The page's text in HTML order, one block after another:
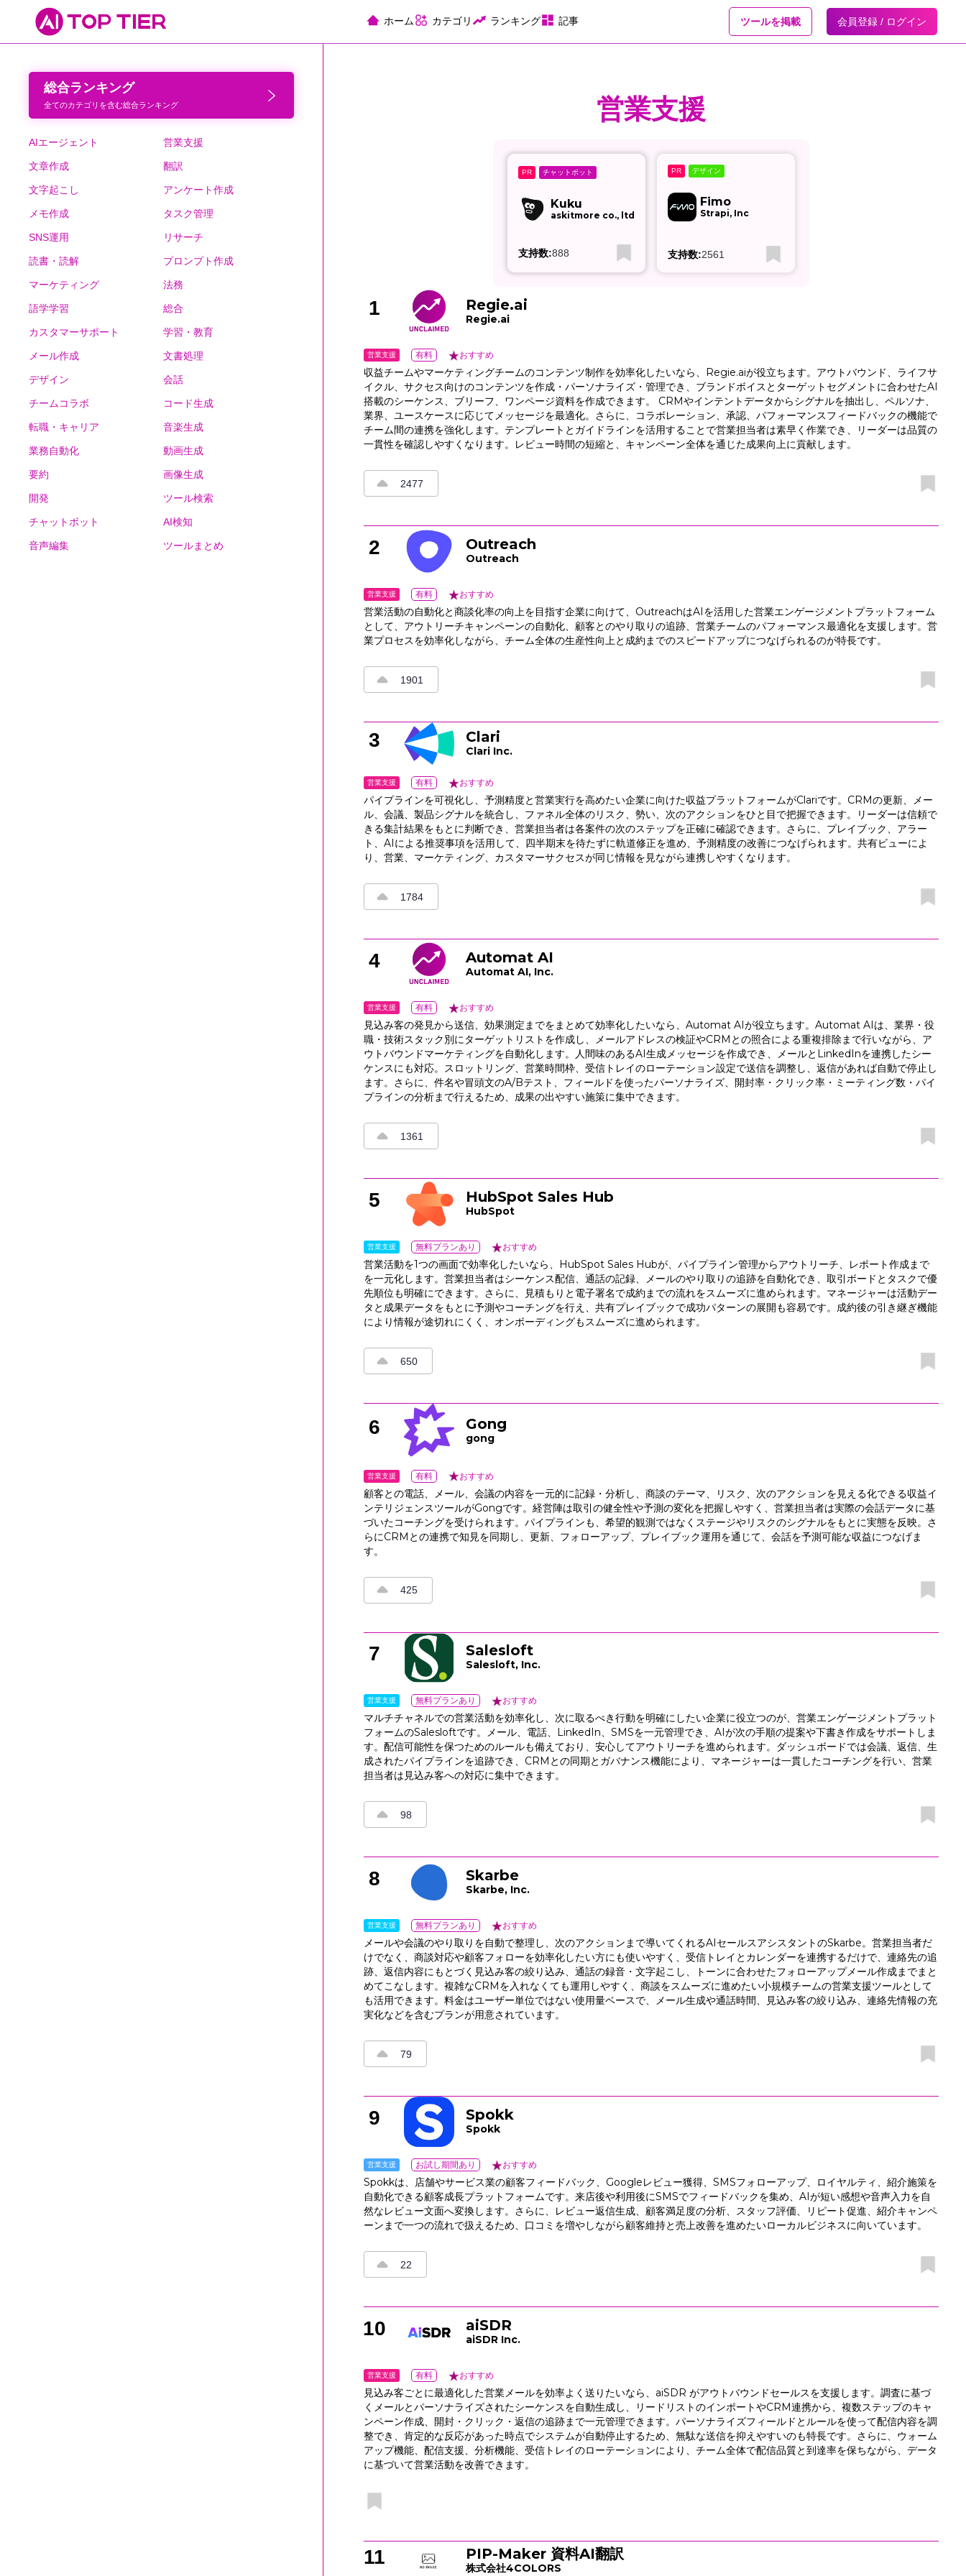
ホーム カテゴリ ランキング 記事 ツールを掲載 会員登録 / ログイン
総合ランキング
全てのカテゴリを含む総合ランキング
AIエージェント 営業支援
文章作成 翻訳
文字起こし アンケート作成
メモ作成 タスク管理
SNS運用 リサーチ
読書・読解 プロンプト作成
マーケティング 法務
語学学習 総合
カスタマーサポート 学習・教育
メール作成 文書処理
デザイン 会話
チームコラボ コード生成
転職・キャリア 音楽生成
業務自動化 動画生成
要約 画像生成
開発 ツール検索
チャットボット AI検知
音声編集 ツールまとめ
営業支援
PR チャットボット
Kuku
askitmore co., ltd
支持数:888
PR デザイン
Fimo
Strapi, Inc
支持数:2561
1 Regie.ai
Regie.ai
営業支援 有料 おすすめ
収益チームやマーケティングチームのコンテンツ制作を効率化したいなら、Regie.aiが役立ちます。アウトバウンド、ライフサ
イクル、サクセス向けのコンテンツを作成・パーソナライズ・管理でき、ブランドボイスとターゲットセグメントに合わせたAI
搭載のシーケンス、ブリーフ、ワンページ資料を作成できます。 CRMやインテントデータからシグナルを抽出し、ペルソナ、
業界、ユースケースに応じてメッセージを最適化。さらに、コラボレーション、承認、パフォーマンスフィードバックの機能で
チーム間の連携を強化します。テンプレートとガイドラインを活用することで営業担当者は素早く作業でき、リーダーは品質の
一貫性を確認しやすくなります。レビュー時間の短縮と、キャンペーン全体を通じた成果向上に貢献します。
2477
2 Outreach
Outreach
営業支援 有料 おすすめ
営業活動の自動化と商談化率の向上を目指す企業に向けて、OutreachはAIを活用した営業エンゲージメントプラットフォーム
として、アウトリーチキャンペーンの自動化、顧客とのやり取りの追跡、営業チームのパフォーマンス最適化を支援します。営
業プロセスを効率化しながら、チーム全体の生産性向上と成約までのスピードアップにつなげられるのが特長です。
1901
3 Clari
Clari Inc.
営業支援 有料 おすすめ
パイプラインを可視化し、予測精度と営業実行を高めたい企業に向けた収益プラットフォームがClariです。CRMの更新、メー
ル、会議、製品シグナルを統合し、ファネル全体のリスク、勢い、次のアクションをひと目で把握できます。リーダーは信頼で
きる集計結果をもとに判断でき、営業担当者は各案件の次のステップを正確に確認できます。さらに、プレイブック、アラー
ト、AIによる推奨事項を活用して、四半期末を待たずに軌道修正を進め、予測精度の改善につなげられます。共有ビューによ
り、営業、マーケティング、カスタマーサクセスが同じ情報を見ながら連携しやすくなります。
1784
4 Automat AI
Automat AI, Inc.
営業支援 有料 おすすめ
見込み客の発見から送信、効果測定までをまとめて効率化したいなら、Automat AIが役立ちます。Automat AIは、業界・役
職・技術スタック別にターゲットリストを作成し、メールアドレスの検証やCRMとの照合による重複排除まで行いながら、ア
ウトバウンドマーケティングを自動化します。人間味のあるAI生成メッセージを作成でき、メールとLinkedInを連携したシー
ケンスにも対応。スロットリング、営業時間枠、受信トレイのローテーション設定で送信を調整し、返信があれば自動で停止し
ます。さらに、件名や冒頭文のA/Bテスト、フィールドを使ったパーソナライズ、開封率・クリック率・ミーティング数・パイ
プラインの分析まで行えるため、成果の出やすい施策に集中できます。
1361
5 HubSpot Sales Hub
HubSpot
営業支援 無料プランあり おすすめ
営業活動を1つの画面で効率化したいなら、HubSpot Sales Hubが、パイプライン管理からアウトリーチ、レポート作成まで
を一元化します。営業担当者はシーケンス配信、通話の記録、メールのやり取りの追跡を自動化でき、取引ボードとタスクで優
先順位も明確にできます。さらに、見積もりと電子署名で成約までの流れをスムーズに進められます。マネージャーは活動デー
タと成果データをもとに予測やコーチングを行え、共有プレイブックで成功パターンの展開も容易です。成約後の引き継ぎ機能
により情報が途切れにくく、オンボーディングもスムーズに進められます。
650
6 Gong
gong
営業支援 有料 おすすめ
顧客との電話、メール、会議の内容を一元的に記録・分析し、商談のテーマ、リスク、次のアクションを見える化できる収益イ
ンテリジェンスツールがGongです。経営陣は取引の健全性や予測の変化を把握しやすく、営業担当者は実際の会話データに基
づいたコーチングを受けられます。パイプラインも、希望的観測ではなくステージやリスクのシグナルをもとに実態を反映。さ
らにCRMとの連携で知見を同期し、更新、フォローアップ、プレイブック運用を通じて、会話を予測可能な収益につなげま
す。
425
7 Salesloft
Salesloft, Inc.
営業支援 無料プランあり おすすめ
マルチチャネルでの営業活動を効率化し、次に取るべき行動を明確にしたい企業に役立つのが、営業エンゲージメントプラット
フォームのSalesloftです。メール、電話、LinkedIn、SMSを一元管理でき、AIが次の手順の提案や下書き作成をサポートしま
す。配信可能性を保つためのルールも備えており、安心してアウトリーチを進められます。ダッシュボードでは会議、返信、生
成されたパイプラインを追跡でき、CRMとの同期とガバナンス機能により、マネージャーは一貫したコーチングを行い、営業
担当者は見込み客への対応に集中できます。
98
8 Skarbe
Skarbe, Inc.
営業支援 無料プランあり おすすめ
メールや会議のやり取りを自動で整理し、次のアクションまで導いてくれるAIセールスアシスタントのSkarbe。営業担当者だ
けでなく、商談対応や顧客フォローを効率化したい方にも使いやすく、受信トレイとカレンダーを連携するだけで、連絡先の追
跡、返信内容にもとづく見込み客の絞り込み、通話の録音・文字起こし、トーンに合わせたフォローアップメール作成までまと
めてこなします。複雑なCRMを入れなくても運用しやすく、商談をスムーズに進めたい小規模チームの営業支援ツールとして
も活用できます。料金はユーザー単位ではない使用量ベースで、メール生成や通話時間、見込み客の絞り込み、連絡先情報の充
実化などを含むプランが用意されています。
79
9 Spokk
Spokk
営業支援 お試し期間あり おすすめ
Spokkは、店舗やサービス業の顧客フィードバック、Googleレビュー獲得、SMSフォローアップ、ロイヤルティ、紹介施策を
自動化できる顧客成長プラットフォームです。来店後や利用後にSMSでフィードバックを集め、AIが短い感想や音声入力を自
然なレビュー文面へ変換します。さらに、レビュー返信生成、顧客満足度の分析、スタッフ評価、リピート促進、紹介キャンペ
ーンまで一つの流れで扱えるため、口コミを増やしながら顧客維持と売上改善を進めたいローカルビジネスに向いています。
22
10 aiSDR
aiSDR Inc.
営業支援 有料 おすすめ
見込み客ごとに最適化した営業メールを効率よく送りたいなら、aiSDR がアウトバウンドセールスを支援します。調査に基づ
くメールとパーソナライズされたシーケンスを自動生成し、リードリストのインポートやCRM連携から、複数ステップのキャ
ンペーン作成、開封・クリック・返信の追跡まで一元管理できます。パーソナライズフィールドとルールを使って配信内容を調
整でき、肯定的な反応があった時点でシステムが自動停止するため、無駄な送信を抑えやすいのも特長です。さらに、ウォーム
アップ機能、配信支援、分析機能、受信トレイのローテーションにより、チーム全体で配信品質と到達率を保ちながら、データ
に基づいて営業活動を改善できます。
11 PIP-Maker 資料AI翻訳
株式会社4COLORS